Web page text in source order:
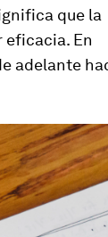
que la
En
adelante